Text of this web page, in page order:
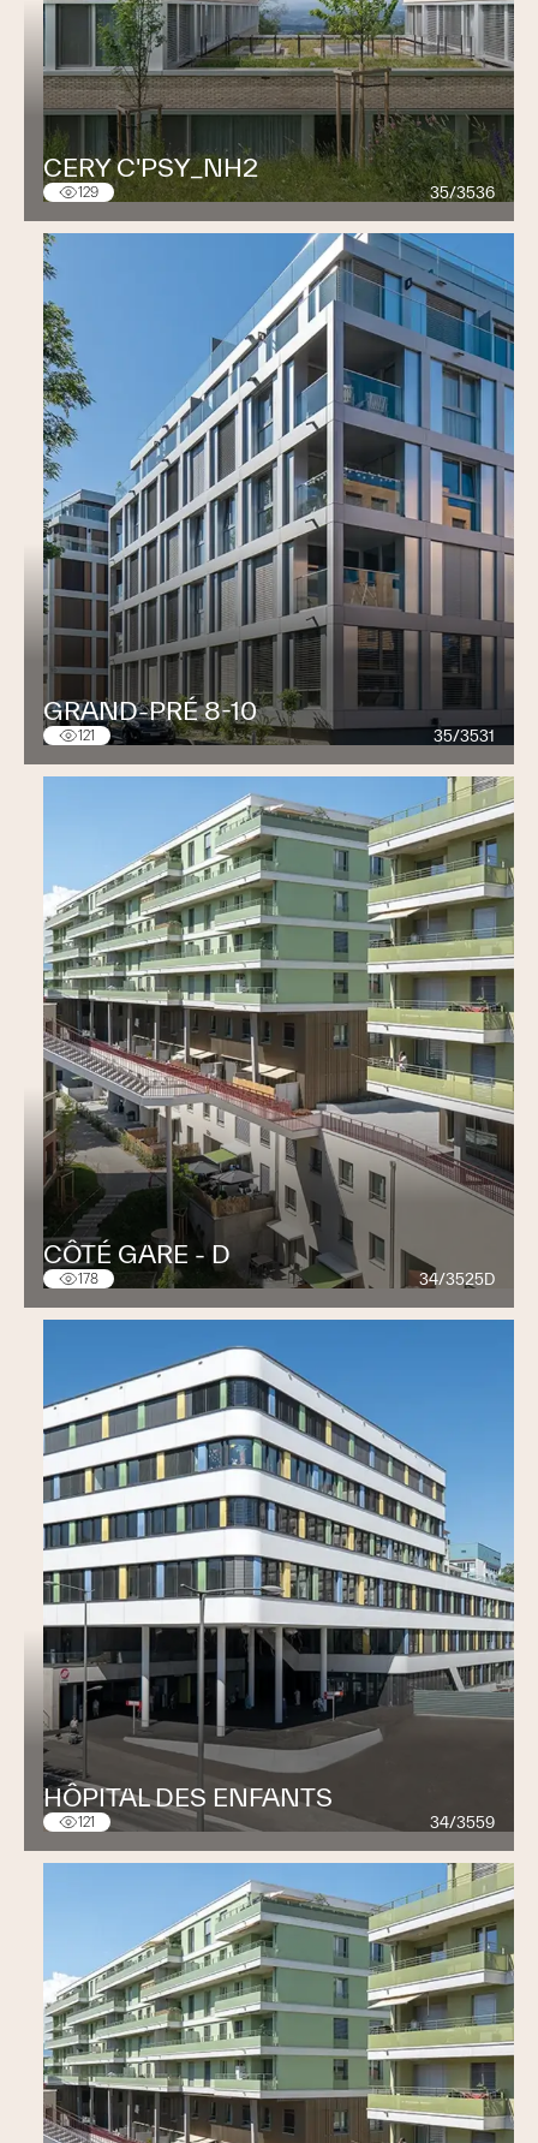
CERY C'PSY_NH2
129 35/3536
GRAND-PRÉ 8-10
121 35/3531
CÔTÉ GARE - D
178 34/3525D
HÔPITAL DES ENFANTS
121 34/3559